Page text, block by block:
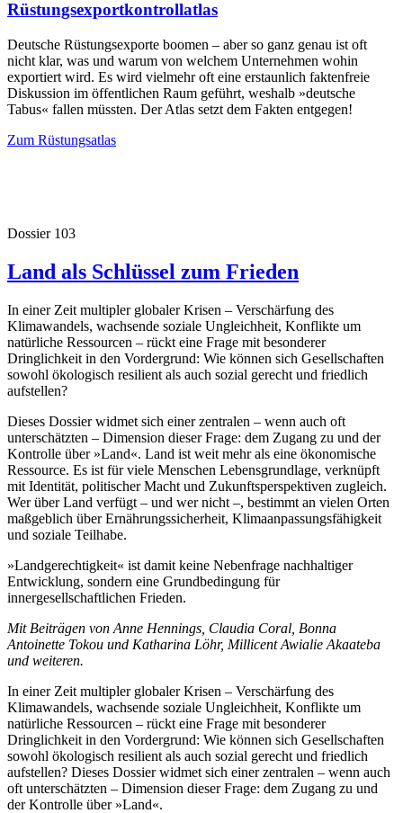
Rüstungsexportkontrollatlas
Deutsche Rüstungsexporte boomen – aber so ganz genau ist oft
nicht klar, was und warum von welchem Unternehmen wohin
exportiert wird. Es wird vielmehr oft eine erstaunlich faktenfreie
Diskussion im öffentlichen Raum geführt, weshalb »deutsche
Tabus« fallen müssten. Der Atlas setzt dem Fakten entgegen!
Zum Rüstungsatlas
Dossier 103
Land als Schlüssel zum Frieden
In einer Zeit multipler globaler Krisen – Verschärfung des
Klimawandels, wachsende soziale Ungleichheit, Konflikte um
natürliche Ressourcen – rückt eine Frage mit besonderer
Dringlichkeit in den Vordergrund: Wie können sich Gesellschaften
sowohl ökologisch resilient als auch sozial gerecht und friedlich
aufstellen?
Dieses Dossier widmet sich einer zentralen – wenn auch oft
unterschätzten – Dimension dieser Frage: dem Zugang zu und der
Kontrolle über »Land«. Land ist weit mehr als eine ökonomische
Ressource. Es ist für viele Menschen Lebensgrundlage, verknüpft
mit Identität, politischer Macht und Zukunftsperspektiven zugleich.
Wer über Land verfügt – und wer nicht –, bestimmt an vielen Orten
maßgeblich über Ernährungssicherheit, Klimaanpassungsfähigkeit
und soziale Teilhabe.
»Landgerechtigkeit« ist damit keine Nebenfrage nachhaltiger
Entwicklung, sondern eine Grundbedingung für
innergesellschaftlichen Frieden.
Mit Beiträgen von Anne Hennings, Claudia Coral, Bonna
Antoinette Tokou und Katharina Löhr, Millicent Awialie Akaateba
und weiteren.
In einer Zeit multipler globaler Krisen – Verschärfung des
Klimawandels, wachsende soziale Ungleichheit, Konflikte um
natürliche Ressourcen – rückt eine Frage mit besonderer
Dringlichkeit in den Vordergrund: Wie können sich Gesellschaften
sowohl ökologisch resilient als auch sozial gerecht und friedlich
aufstellen? Dieses Dossier widmet sich einer zentralen – wenn auch
oft unterschätzten – Dimension dieser Frage: dem Zugang zu und
der Kontrolle über »Land«.